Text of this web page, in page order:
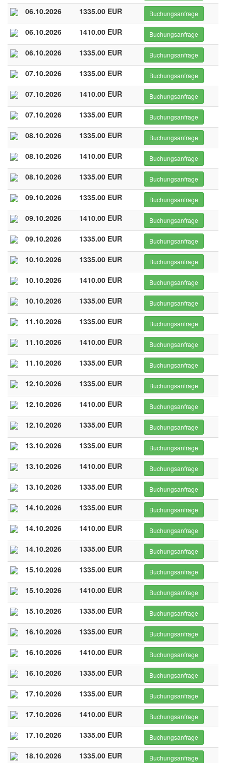
06.10.2026 1335.00 EUR Buchungsanfrage
06.10.2026 1410.00 EUR Buchungsanfrage
06.10.2026 1335.00 EUR Buchungsanfrage
07.10.2026 1335.00 EUR Buchungsanfrage
07.10.2026 1410.00 EUR Buchungsanfrage
07.10.2026 1335.00 EUR Buchungsanfrage
08.10.2026 1335.00 EUR Buchungsanfrage
08.10.2026 1410.00 EUR Buchungsanfrage
08.10.2026 1335.00 EUR Buchungsanfrage
09.10.2026 1335.00 EUR Buchungsanfrage
09.10.2026 1410.00 EUR Buchungsanfrage
09.10.2026 1335.00 EUR Buchungsanfrage
10.10.2026 1335.00 EUR Buchungsanfrage
10.10.2026 1410.00 EUR Buchungsanfrage
10.10.2026 1335.00 EUR Buchungsanfrage
11.10.2026 1335.00 EUR Buchungsanfrage
11.10.2026 1410.00 EUR Buchungsanfrage
11.10.2026 1335.00 EUR Buchungsanfrage
12.10.2026 1335.00 EUR Buchungsanfrage
12.10.2026 1410.00 EUR Buchungsanfrage
12.10.2026 1335.00 EUR Buchungsanfrage
13.10.2026 1335.00 EUR Buchungsanfrage
13.10.2026 1410.00 EUR Buchungsanfrage
13.10.2026 1335.00 EUR Buchungsanfrage
14.10.2026 1335.00 EUR Buchungsanfrage
14.10.2026 1410.00 EUR Buchungsanfrage
14.10.2026 1335.00 EUR Buchungsanfrage
15.10.2026 1335.00 EUR Buchungsanfrage
15.10.2026 1410.00 EUR Buchungsanfrage
15.10.2026 1335.00 EUR Buchungsanfrage
16.10.2026 1335.00 EUR Buchungsanfrage
16.10.2026 1410.00 EUR Buchungsanfrage
16.10.2026 1335.00 EUR Buchungsanfrage
17.10.2026 1335.00 EUR Buchungsanfrage
17.10.2026 1410.00 EUR Buchungsanfrage
17.10.2026 1335.00 EUR Buchungsanfrage
18.10.2026 1335.00 EUR Buchungsanfrage